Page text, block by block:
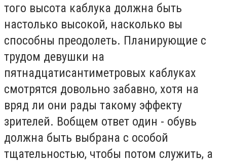
того высота каблука должна быть
настолько высокой, насколько вы
способны преодолеть. Планирующие с
трудом девушки на
пятнадцатисантиметровых каблуках
смотрятся довольно забавно, хотя на
вряд ли они рады такому эффекту
зрителей. Вобщем ответ один - обувь
должна быть выбрана с особой
тщательностью, чтобы потом служить, а